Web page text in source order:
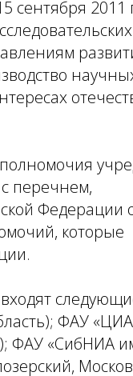
сентября
перечнем,
Федерации
которые
ФАУ
ФАУ «СибНИА